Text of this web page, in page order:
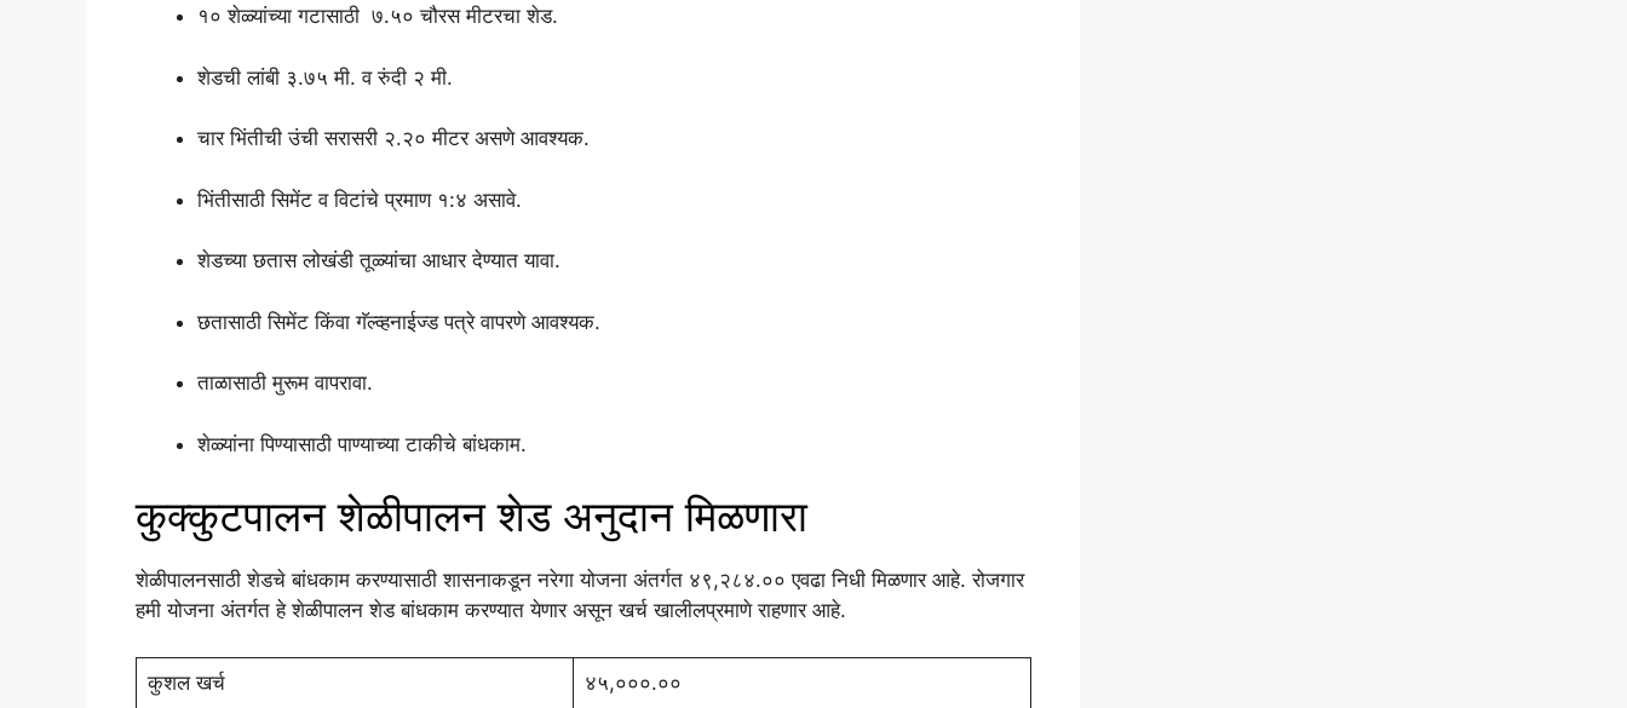
१० शेळ्यांच्या गटासाठी ७.५० चौरस मीटरचा शेड.
शेडची लांबी ३.७५ मी. व रुंदी २ मी.
चार भिंतीची उंची सरासरी २.२० मीटर असणे आवश्यक.
भिंतीसाठी सिमेंट व विटांचे प्रमाण १:४ असावे.
शेडच्या छतास लोखंडी तूळ्यांचा आधार देण्यात यावा.
छतासाठी सिमेंट किंवा गॅल्व्हनाईज्ड पत्रे वापरणे आवश्यक.
ताळासाठी मुरूम वापरावा.
शेळ्यांना पिण्यासाठी पाण्याच्या टाकीचे बांधकाम.
कुक्कुटपालन शेळीपालन शेड अनुदान मिळणारा
शेळीपालनसाठी शेडचे बांधकाम करण्यासाठी शासनाकडून नरेगा योजना अंतर्गत ४९,२८४.०० एवढा निधी मिळणार आहे. रोजगार
हमी योजना अंतर्गत हे शेळीपालन शेड बांधकाम करण्यात येणार असून खर्च खालीलप्रमाणे राहणार आहे.
कुशल खर्च ४५,०००.००